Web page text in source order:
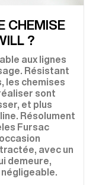
CHEMISE
?
aux lignes
Résistant
les chemises
sont
et plus
Résolument
Fursac
avec un
demeure,